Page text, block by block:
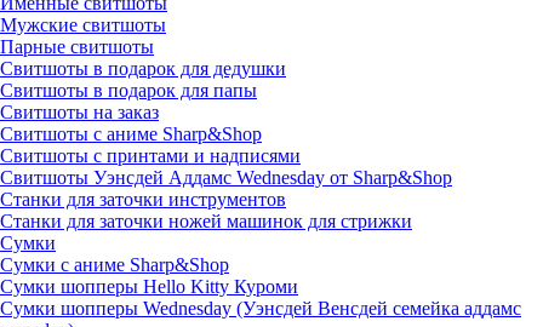
Мужские свитшоты
Парные свитшоты
Свитшоты в подарок для дедушки
Свитшоты в подарок для папы
Свитшоты на заказ
Свитшоты с аниме Sharp&Shop
Свитшоты с принтами и надписями
Свитшоты Уэнсдей Аддамс Wednesday от Sharp&Shop
Станки для заточки инструментов
Станки для заточки ножей машинок для стрижки
Сумки
Сумки с аниме Sharp&Shop
Сумки шопперы Hello Kitty Куроми
Сумки шопперы Wednesday (Уэнсдей Венсдей семейка аддамс